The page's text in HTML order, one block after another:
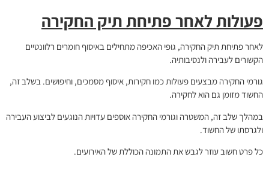
פעולות לאחר פתיחת תיק החקירה
לאחר פתיחת תיק החקירה, גופי האכיפה מתחילים באיסוף חומרים רלוונטיים
הקשורים לעבירה ולנסיבותיה.
גורמי החקירה מבצעים פעולות כמו חקירות, איסוף מסמכים, וחיפושים. בשלב זה,
החשוד מזומן גם הוא לחקירה.
במהלך שלב זה, המשטרה וגורמי החקירה אוספים עדויות הנוגעים לביצוע העבירה
ולגרסתו של החשוד.
כל פרט חשוב עוזר לגבש את התמונה הכוללת של האירועים.